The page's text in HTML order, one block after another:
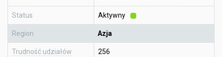
Status Aktywny
Region Azja
Trudność udziałów 256